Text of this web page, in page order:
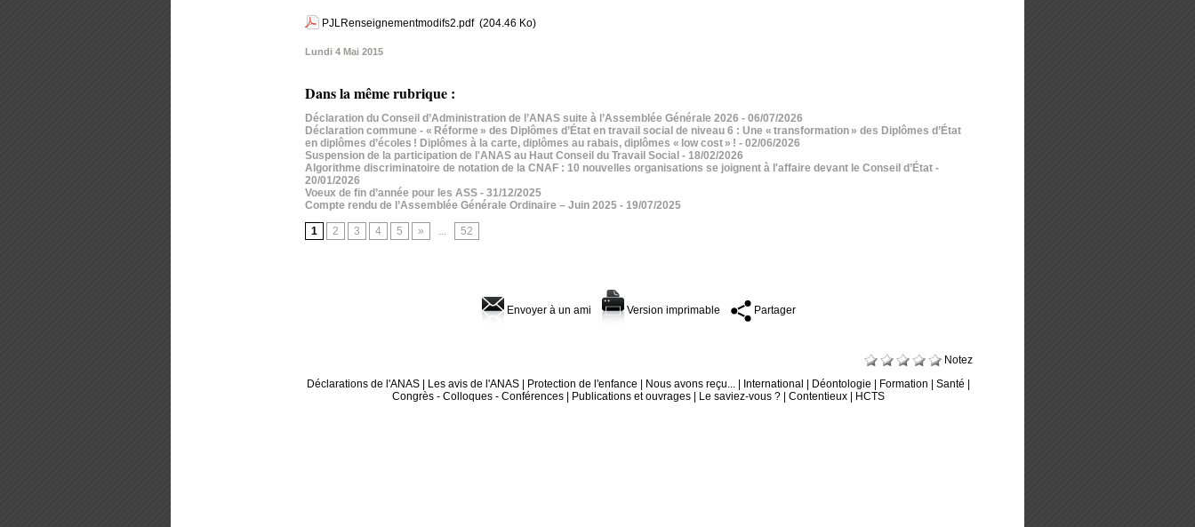
PJLRenseignementmodifs2.pdf (204.46 Ko)
Lundi 4 Mai 2015
Dans la même rubrique :
Déclaration du Conseil d’Administration de l’ANAS suite à l’Assemblée Générale 2026 - 06/07/2026
Déclaration commune - « Réforme » des Diplômes d’État en travail social de niveau 6 : Une « transformation » des Diplômes d’État
en diplômes d’écoles ! Diplômes à la carte, diplômes au rabais, diplômes « low cost » ! - 02/06/2026
Suspension de la participation de l'ANAS au Haut Conseil du Travail Social - 18/02/2026
Algorithme discriminatoire de notation de la CNAF : 10 nouvelles organisations se joignent à l'affaire devant le Conseil d’État -
20/01/2026
Voeux de fin d’année pour les ASS - 31/12/2025
Compte rendu de l’Assemblée Générale Ordinaire – Juin 2025 - 19/07/2025
1 2 3 4 5 » ... 52
Envoyer à un ami Version imprimable Partager
Notez
Déclarations de l'ANAS
Les avis de l'ANAS Protection de l'enfance Nous avons reçu... International Déontologie Formation |Santé
Congrès - Colloques - Conférences
Publications et ouvrages Le saviez-vous ? |Contentieux HCTS